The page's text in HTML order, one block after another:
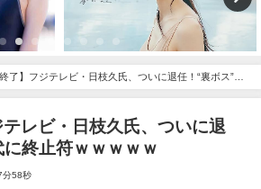
終了】フジテレビ・日枝久氏、ついに退任！“裏ボス”時
テレビ・日枝久氏、ついに退
終止符ｗｗｗｗｗ
分58秒